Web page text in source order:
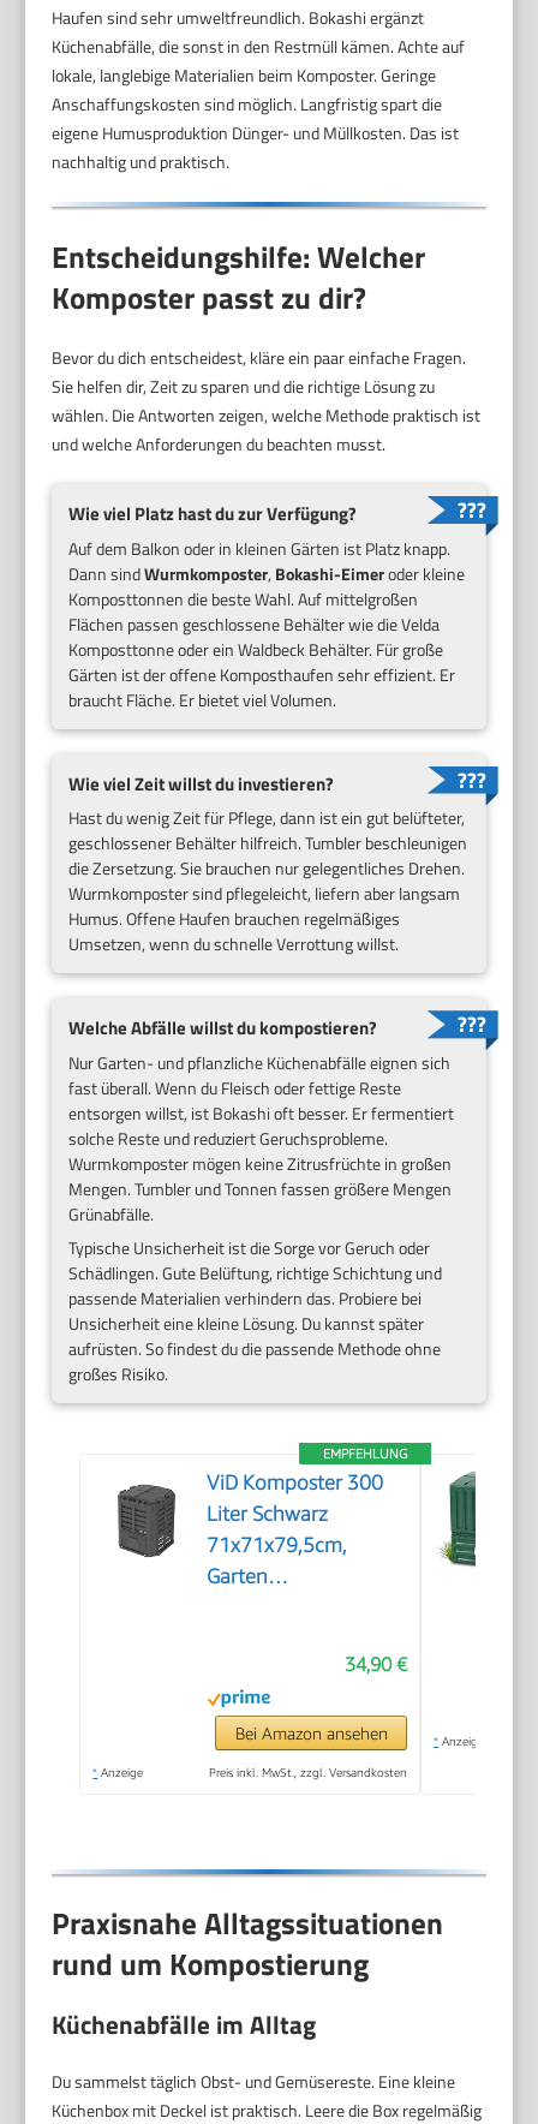
Haufen sind sehr umweltfreundlich. Bokashi ergänzt
Küchenabfälle, die sonst in den Restmüll kämen. Achte auf
lokale, langlebige Materialien beim Komposter. Geringe
Anschaffungskosten sind möglich. Langfristig spart die
eigene Humusproduktion Dünger- und Müllkosten. Das ist
nachhaltig und praktisch.
Entscheidungshilfe: Welcher
Komposter passt zu dir?
Bevor du dich entscheidest, kläre ein paar einfache Fragen.
Sie helfen dir, Zeit zu sparen und die richtige Lösung zu
wählen. Die Antworten zeigen, welche Methode praktisch ist
und welche Anforderungen du beachten musst.
Wie viel Platz hast du zur Verfügung?
Auf dem Balkon oder in kleinen Gärten ist Platz knapp.
Dann sindWurmkomposter, Bokashi-Eimeroder kleine
Komposttonnen die beste Wahl. Auf mittelgroßen
Flächen passen geschlossene Behälter wie die Velda
Komposttonne oder ein Waldbeck Behälter. Für große
Gärten ist der offene Komposthaufen sehr effizient. Er
braucht Fläche. Er bietet viel Volumen.
Wie viel Zeit willst du investieren?
Hast du wenig Zeit für Pflege, dann ist ein gut belüfteter,
geschlossener Behälter hilfreich. Tumbler beschleunigen
die Zersetzung. Sie brauchen nur gelegentliches Drehen.
Wurmkomposter sind pflegeleicht, liefern aber langsam
Humus. Offene Haufen brauchen regelmäßiges
Umsetzen, wenn du schnelle Verrottung willst.
Welche Abfälle willst du kompostieren?
Nur Garten- und pflanzliche Küchenabfälle eignen sich
fast überall. Wenn du Fleisch oder fettige Reste
entsorgen willst, ist Bokashi oft besser. Er fermentiert
solche Reste und reduziert Geruchsprobleme.
Wurmkomposter mögen keine Zitrusfrüchte in großen
Mengen. Tumbler und Tonnen fassen größere Mengen
Grünabfälle.
Typische Unsicherheit ist die Sorge vor Geruch oder
Schädlingen. Gute Belüftung, richtige Schichtung und
passende Materialien verhindern das. Probiere bei
Unsicherheit eine kleine Lösung. Du kannst später
aufrüsten. So findest du die passende Methode ohne
großes Risiko.
EMPFEHLUNG
ViD Komposter 300
Liter Schwarz
71x71x79,5cm,
Garten
Witterungsbeständig,
Thermokomposter
mit Belüftungssystem,
Kunststoff
34,90 €
Bei Amazon ansehen
* Anzeige Preis inkl. MwSt., zzgl. Versandkosten
* Anzeige
Praxisnahe Alltagssituationen
rund um Kompostierung
Küchenabfälle im Alltag
Du sammelst täglich Obst- und Gemüsereste. Eine kleine
Küchenbox mit Deckel ist praktisch. Leere die Box regelmäßig